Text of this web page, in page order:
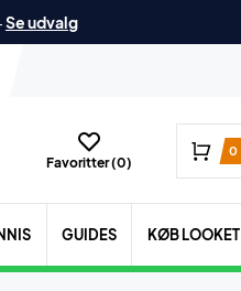
Se udvalg
Favoritter (0)
0
GUIDES KØB LOOKET